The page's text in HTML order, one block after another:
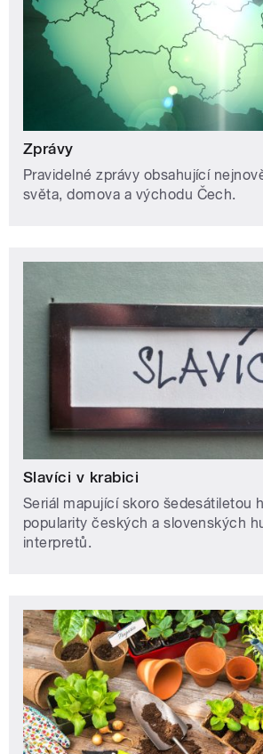
Zprávy
Pravidelné zprávy obsahující
světa, domova a východu Čech.
Slavíci v krabici
Seriál mapující skoro šedesátiletou
popularity českých a slovenských
interpretů.